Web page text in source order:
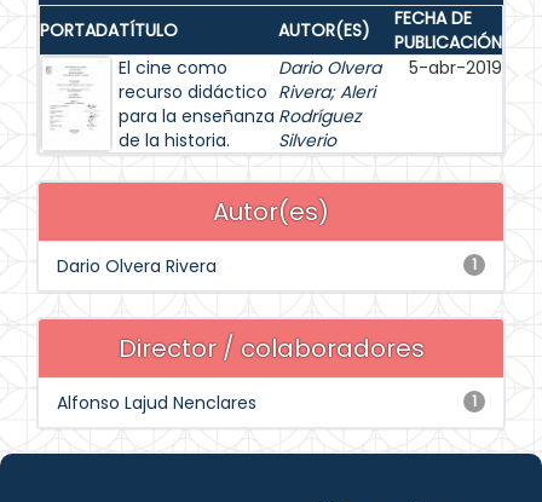
PORTADATÍTULO AUTOR(ES)
FECHA DE
PUBLICACIÓN
El cine como
recurso didáctico
para la enseñanza
de la historia.
Dario Olvera
Rivera;Aleri
Rodríguez
Silverio
5-abr-2019
Autor(es)
1
Dario Olvera Rivera
Director / colaboradores
1
Alfonso Lajud Nenclares